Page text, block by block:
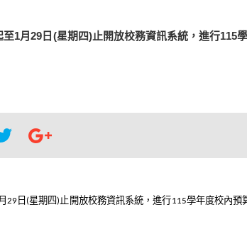
至1月29日(星期四)止開放校務資訊系統，進行
29日(星期四)止開放校務資訊系統，進行115學年度校內預